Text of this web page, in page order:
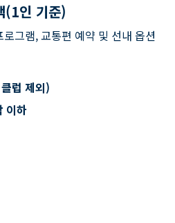
(1인 기준)
그램, 교통편 예약 및 선내 옵션
럽 제외)
이하